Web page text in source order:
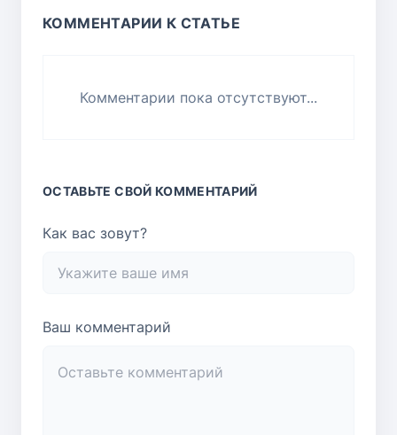
КОММЕНТАРИИ К СТАТЬЕ
Комментарии пока отсутствуют...
ОСТАВЬТЕ СВОЙ КОММЕНТАРИЙ
Как вас зовут?
Ваш комментарий